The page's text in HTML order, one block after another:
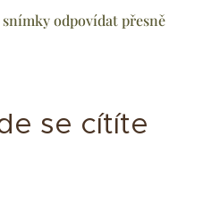
odpovídat přesně
se cítíte